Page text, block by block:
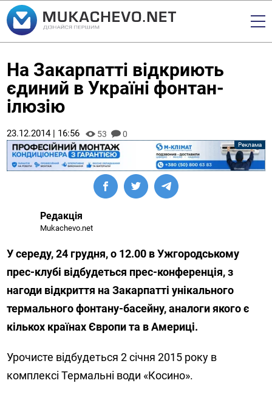
На Закарпатті відкриють
єдиний в Україні фонтан-
ілюзію
23.12.2014 | 16:56 53 0
Редакція
Mukachevo.net
У середу, 24 грудня, о 12.00 в Ужгородському
прес-клубі відбудеться прес-конференція, з
нагоди відкриття на Закарпатті унікального
термального фонтану-басейну, аналоги якого є
кількох країнах Європи та в Америці.
Урочисте відбудеться 2 січня 2015 року в
комплексі Термальні води «Косино».